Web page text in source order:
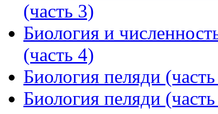
(часть 3)
Биология и
(часть 4)
Биология пеляди
Биология пеляди